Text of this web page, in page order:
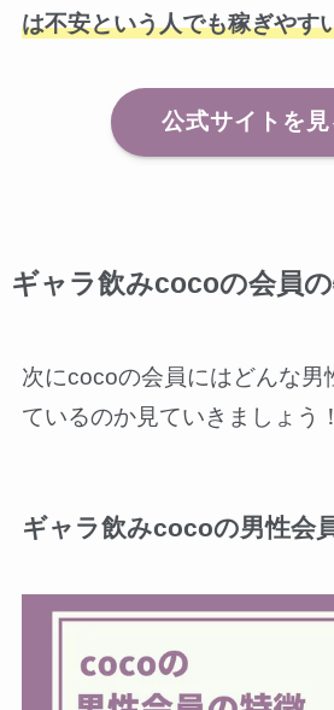
は不安という人でも稼ぎやす
公式サイトを見
ギャラ飲みcocoの会員
次にcocoの会員にはどんな男
ているのか見ていきましょう！
ギャラ飲みcocoの男性会